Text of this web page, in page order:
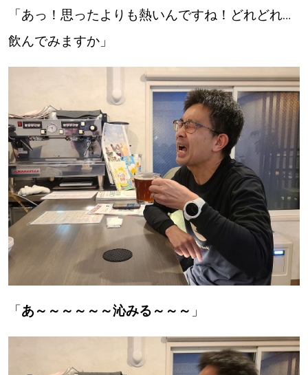
北海道で暮らす、あなたとつくる、
Sitakke編集部 IKU
【暮らしの知恵を身につけたい】
札幌市
【札幌のお気に入りを見つけたい】
【道央のお気に入りを見つけたい】
【道北のお気に入りを見つけたい】
【道東のお気に入りを見つけたい】
「あっ！思ったよりも熱いんですね！どれどれ…
飲んでみますか」
「あ～～～～～～沁みる～～～ 」